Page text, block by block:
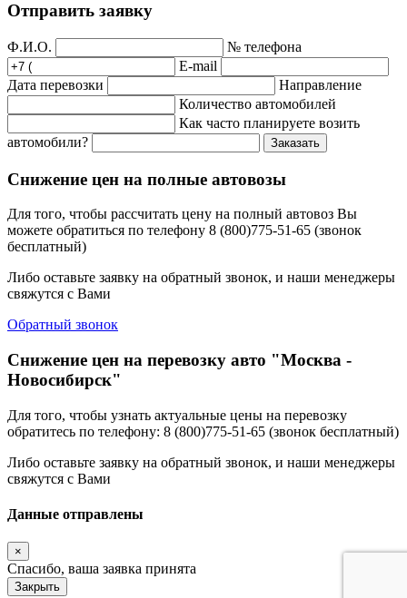
Отправить заявку
Ф.И.О.
№ телефона
E-mail
Дата перевозки
Направление
Количество автомобилей
Как часто планируете возить
автомобили?
Заказать
Снижение цен на полные автовозы
Для того, чтобы рассчитать цену на полный автовоз Вы
можете обратиться по телефону 8 (800)775-51-65 (звонок
бесплатный)
Либо оставьте заявку на обратный звонок, и наши менеджеры
свяжутся с Вами
Обратный звонок
Снижение цен на перевозку авто "Москва -
Новосибирск"
Для того, чтобы узнать актуальные цены на перевозку
обратитесь по телефону: 8 (800)775-51-65 (звонок бесплатный)
Либо оставьте заявку на обратный звонок, и наши менеджеры
свяжутся с Вами
Данные отправлены
×
Спасибо, ваша заявка принята
Закрыть